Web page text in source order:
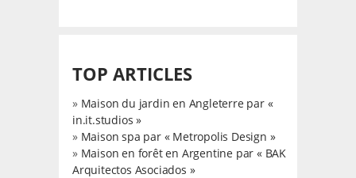
TOP ARTICLES
» Maison du jardin en Angleterre par «
in.it.studios »
» Maison spa par « Metropolis Design »
» Maison en forêt en Argentine par « BAK
Arquitectos Asociados »